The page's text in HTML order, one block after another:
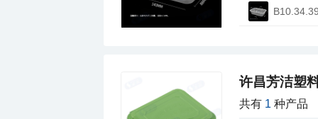
许昌芳洁塑
共有 1 种产品